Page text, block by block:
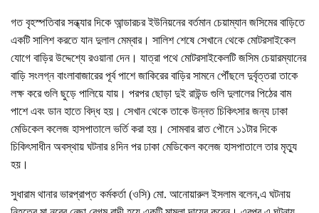
গত বৃহস্পতিবার সন্ধ্যার দিকে আন্ডারচর ইউনিয়নের বর্তমান চেয়াম্যান জসিমের বাড়িতে
একটি সালিশ করতে যান দুলাল মেম্বার। সালিশ শেষে সেখানে থেকে মোটরসাইকেল
যোগে বাড়ির উদ্দেশ্যে রওয়ানা দেন। যাত্রা পথে মোটরসাইকেলটি জসিম চেয়ারম্যানের
বাড়ি সংলগ্ন বাংলাবাজারের পূর্ব পাশে জাকিরের বাড়ির সামনে পৌঁছলে দুর্বৃত্তরা তাকে
লক্ষ করে গুলি ছুড়ে পালিয়ে যায়। পরপর ছোড়া দুই রাউন্ড গুলি দুলালের পিঠের বাম
পাশে এবং ডান হাতে বিদ্ধ হয়। সেখান থেকে তাকে উন্নত চিকিৎসার জন্য ঢাকা
মেডিকেল কলেজ হাসপাতালে ভর্তি করা হয়। সোমবার রাত পৌনে ১১টার দিকে
চিকিৎসাধীন অবস্থায় ঘটনার ৪দিন পর ঢাকা মেডিকেল কলেজ হাসপাতালে তার মৃত্যু
হয়।
সুধারাম থানার ভারপ্রাপ্ত কর্মকর্তা (ওসি) মো. আনোয়ারুল ইসলাম বলেন,এ ঘটনায়